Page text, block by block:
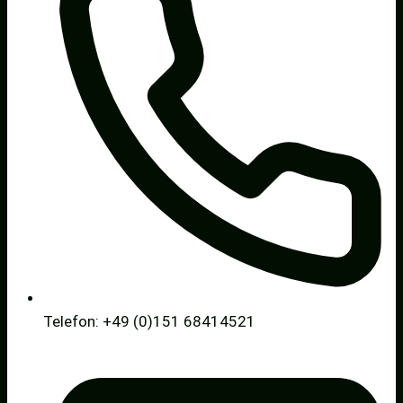
Telefon: +49 (0)151 68414521